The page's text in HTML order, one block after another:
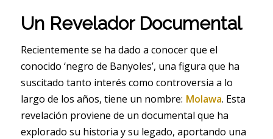
Un Revelador Documental
Recientemente se ha dado a conocer que el
conocido ‘negro de Banyoles’, una figura que ha
suscitado tanto interés como controversia a lo
largo de los años, tiene un nombre: Molawa. Esta
revelación proviene de un documental que ha
explorado su historia y su legado, aportando una